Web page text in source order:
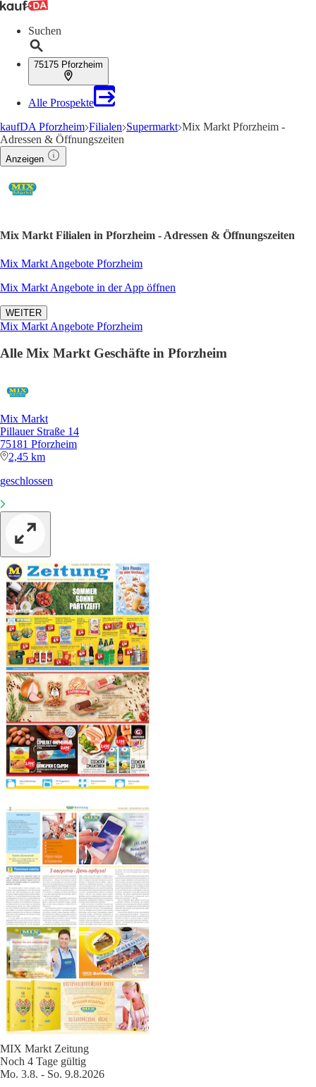
Suchen
75175 Pforzheim
Alle Prospekte
kaufDA Pforzheim Filialen Supermarkt Mix Markt Pforzheim -
Adressen & Öffnungszeiten
Anzeigen
Mix Markt Filialen in Pforzheim - Adressen & Öffnungszeiten
Mix Markt Angebote Pforzheim
Mix Markt Angebote in der App öffnen
WEITER
Mix Markt Angebote Pforzheim
Alle Mix Markt Geschäfte in Pforzheim
Mix Markt
Pillauer Straße 14
75181 Pforzheim
2,45 km
geschlossen
MIX Markt Zeitung
Noch 4 Tage gültig
Mo. 3.8. - So. 9.8.2026